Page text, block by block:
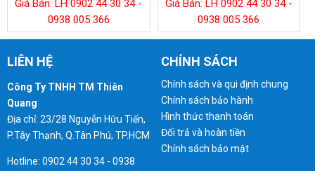
Giá Bán: LH 0902 44 30 34 -
0938 005 366
Giá Bán: LH 0902 44 30 34 -
0938 005 366
LIÊN HỆ
Công Ty TNHH TM Thiên
Quang
Địa chỉ: 23/28 Nguyễn Hữu Tiến,
P.Tây Thạnh, Q.Tân Phú, TP.HCM
Hotline: 0902 44 30 34 - 0938
CHÍNH SÁCH
Chính sách và qui định chung
Chính sách bảo hành
Hình thức thanh toán
Đổi trả và hoàn tiền
Chính sách bảo mật